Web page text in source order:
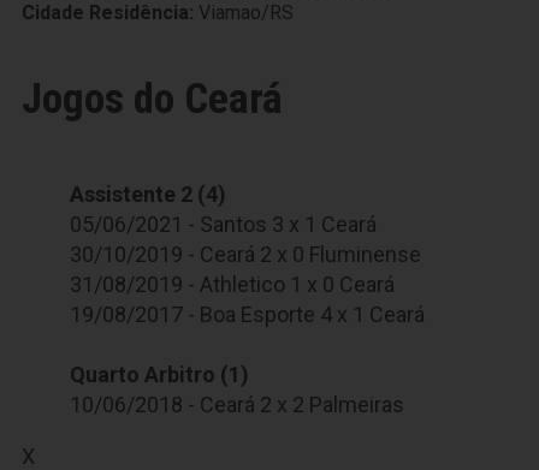
Cidade Residência: Viamao/RS
Jogos do Ceará
Assistente 2 (4)
05/06/2021 - Santos 3 x 1 Ceará
30/10/2019 - Ceará 2 x 0 Fluminense
31/08/2019 - Athletico 1 x 0 Ceará
19/08/2017 - Boa Esporte 4 x 1 Ceará
Quarto Arbitro (1)
10/06/2018 - Ceará 2 x 2 Palmeiras
X